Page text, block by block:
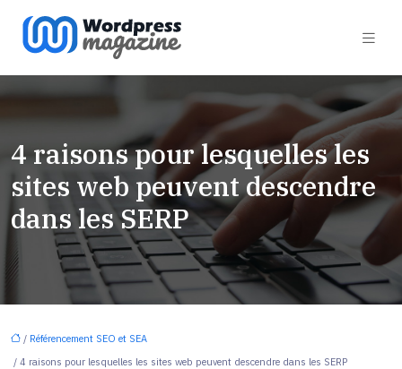
4 raisons pour lesquelles les
sites web peuvent descendre
dans les SERP
/ Référencement SEO et SEA
/ 4 raisons pour lesquelles les sites web peuvent descendre dans les SERP